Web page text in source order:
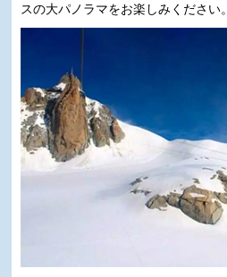
スの大パノラマをお楽しみください。